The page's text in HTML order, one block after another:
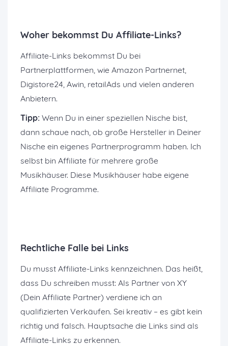
Woher bekommst Du Affiliate-Links?
Affiliate-Links bekommst Du bei
Partnerplattformen, wie Amazon Partnernet,
Digistore24, Awin, retailAds und vielen anderen
Anbietern.
Tipp: Wenn Du in einer speziellen Nische bist,
dann schaue nach, ob große Hersteller in Deiner
Nische ein eigenes Partnerprogramm haben. Ich
selbst bin Affiliate für mehrere große
Musikhäuser. Diese Musikhäuser habe eigene
Affiliate Programme.
Rechtliche Falle bei Links
Du musst Affiliate-Links kennzeichnen. Das heißt,
dass Du schreiben musst: Als Partner von XY
(Dein Affiliate Partner) verdiene ich an
qualifizierten Verkäufen. Sei kreativ – es gibt kein
richtig und falsch. Hauptsache die Links sind als
Affiliate-Links zu erkennen.